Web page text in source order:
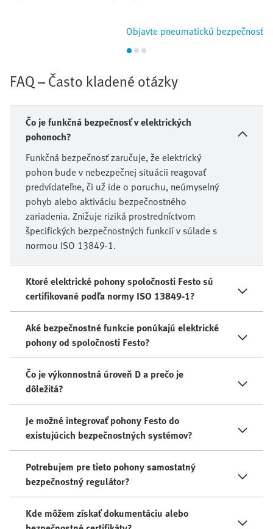
Objavte pneumatickú bezpečnosť
FAQ – Často kladené otázky
Čo je funkčná bezpečnosť v elektrických
pohonoch?
Funkčná bezpečnosť zaručuje, že elektrický
pohon bude v nebezpečnej situácii reagovať
predvídateľne, či už ide o poruchu, neúmyselný
pohyb alebo aktiváciu bezpečnostného
zariadenia. Znižuje riziká prostredníctvom
špecifických bezpečnostných funkcií v súlade s
normou ISO 13849-1.
Ktoré elektrické pohony spoločnosti Festo sú
certifikované podľa normy ISO 13849-1?
Aké bezpečnostné funkcie ponúkajú elektrické
pohony od spoločnosti Festo?
Čo je výkonnostná úroveň D a prečo je
dôležitá?
Je možné integrovať pohony Festo do
existujúcich bezpečnostných systémov?
Potrebujem pre tieto pohony samostatný
bezpečnostný regulátor?
Kde môžem získať dokumentáciu alebo